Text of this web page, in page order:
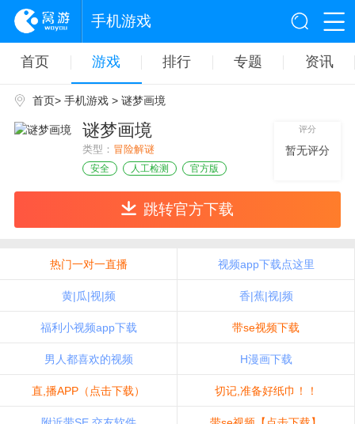
手机游戏
首页 游戏 排行 专题 资讯
首页> 手机游戏> 谜梦画境
谜梦画境
类型： 冒险解谜
安全 人工检测 官方版
评分
暂无评分
跳转官方下载
热门一对一直播 视频app下载点这里
黄|瓜|视|频 香|蕉|视|频
福利小视频app下载 带se视频下载
男人都喜欢的视频 H漫画下载
直,播APP（点击下载） 切记,准备好纸巾！！